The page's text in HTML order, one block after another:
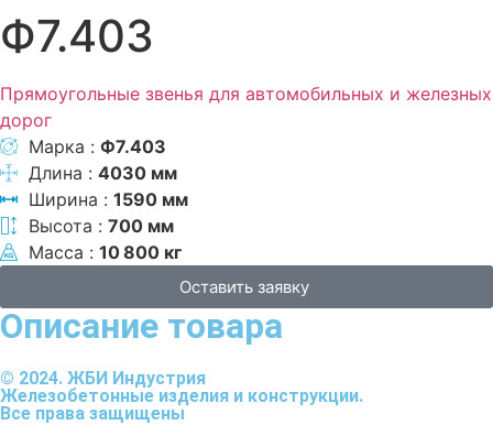
Ф7.403
Прямоугольные звенья для автомобильных и железных
дорог
Марка : Ф7.403
Длина : 4030 мм
Ширина : 1590 мм
Высота : 700 мм
Масса : 10 800 кг
Оставить заявку
Описание товара
© 2024. ЖБИ Индустрия
Железобетонные изделия и конструкции.
Все права защищены